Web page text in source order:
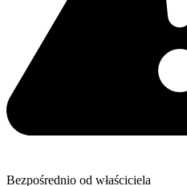
Bezpośrednio od właściciela